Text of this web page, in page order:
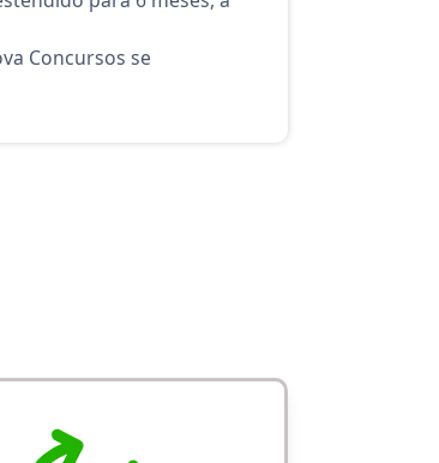
Concursos se